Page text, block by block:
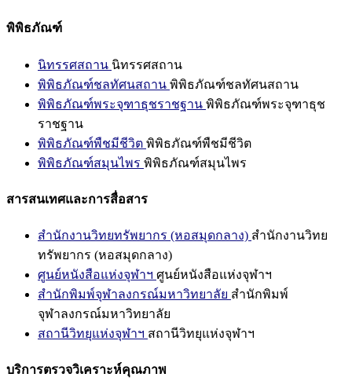
พิพิธภัณฑ์
นิทรรศสถาน นิทรรศสถาน
พิพิธภัณฑ์ชลทัศนสถาน พิพิธภัณฑ์ชลทัศนสถาน
พิพิธภัณฑ์พระจุฑาธุชราชฐาน พิพิธภัณฑ์พระจุฑาธุช
ราชฐาน
พิพิธภัณฑ์พืชมีชีวิต พิพิธภัณฑ์พืชมีชีวิต
พิพิธภัณฑ์สมุนไพร พิพิธภัณฑ์สมุนไพร
สารสนเทศและการสื่อสาร
สำนักงานวิทยทรัพยากร (หอสมุดกลาง) สำนักงานวิทย
ทรัพยากร (หอสมุดกลาง)
ศูนย์หนังสือแห่งจุฬาฯ ศูนย์หนังสือแห่งจุฬาฯ
สำนักพิมพ์จุฬาลงกรณ์มหาวิทยาลัย สำนักพิมพ์
จุฬาลงกรณ์มหาวิทยาลัย
สถานีวิทยุแห่งจุฬาฯ สถานีวิทยุแห่งจุฬาฯ
บริการตรวจวิเคราะห์คุณภาพ